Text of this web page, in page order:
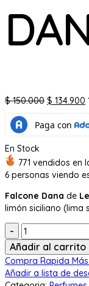
$150.000 El
original
$ 134.900
En Stock
771 vendidos en
6 personas viendo
Falcone Dana de
limón siciliano (lima
Cantidad:
Añadir al carrito
Compra Rapida
Añadir a lista de